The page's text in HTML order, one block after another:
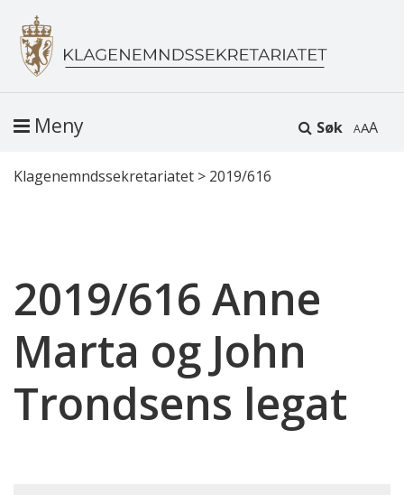
Søk A
Meny
Klagenemndssekretariatet > 2019/616
2019/616 Anne
Marta og John
Trondsens legat